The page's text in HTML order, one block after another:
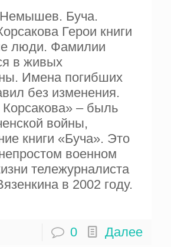
Буча.
Герои книги
люди. Фамилии
в живых
Имена погибших
без изменения.
– быль
войны,
книги «Буча». Это
военном
тележурналиста
в 2002 году.
0 Далее